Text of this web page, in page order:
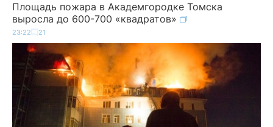
Площадь пожара в Академгородке Томска
выросла до 600-700 «квадратов»
23:22 21